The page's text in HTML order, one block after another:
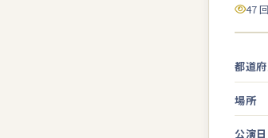
47
都道
場所
公演日